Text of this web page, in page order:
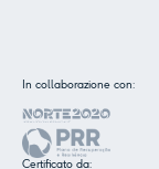
In collaborazione con:
Certificato da: